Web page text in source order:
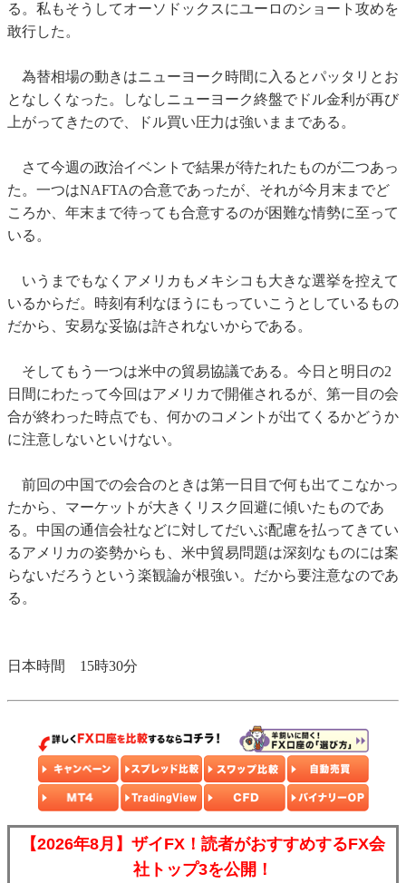
る。私もそうしてオーソドックスにユーロのショート攻めを
敢行した。
為替相場の動きはニューヨーク時間に入るとパッタリとお
となしくなった。しなしニューヨーク終盤でドル金利が再び
上がってきたので、ドル買い圧力は強いままである。
さて今週の政治イベントで結果が待たれたものが二つあっ
た。一つはNAFTAの合意であったが、それが今月末までど
ころか、年末まで待っても合意するのが困難な情勢に至って
いる。
いうまでもなくアメリカもメキシコも大きな選挙を控えて
いるからだ。時刻有利なほうにもっていこうとしているもの
だから、安易な妥協は許されないからである。
そしてもう一つは米中の貿易協議である。今日と明日の2
日間にわたって今回はアメリカで開催されるが、第一目の会
合が終わった時点でも、何かのコメントが出てくるかどうか
に注意しないといけない。
前回の中国での会合のときは第一日目で何も出てこなかっ
たから、マーケットが大きくリスク回避に傾いたものであ
る。中国の通信会社などに対してだいぶ配慮を払ってきてい
るアメリカの姿勢からも、米中貿易問題は深刻なものには案
らないだろうという楽観論が根強い。だから要注意なのであ
る。
日本時間 15時30分
【2026年8月】ザイFX！読者がおすすめするFX会
社トップ3を公開！